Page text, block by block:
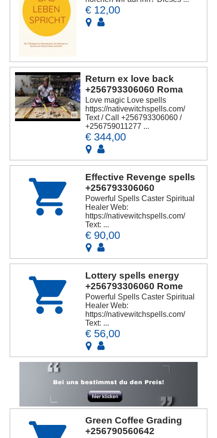
€ 12,00
Return ex love back
+256793306060 Roma
Love magic Love spells
https://nativewitchspells.com/
Text / Call +256793306060 /
+256759011277 ...
€ 344,00
Effective Revenge spells
+256793306060
Powerful Spells Caster Spiritual
Healer Web:
https://nativewitchspells.com/
Text: ...
€ 90,00
Lottery spells energy
+256793306060 Rome
Powerful Spells Caster Spiritual
Healer Web:
https://nativewitchspells.com/
Text: ...
€ 56,00
Green Coffee Grading
+256790560642